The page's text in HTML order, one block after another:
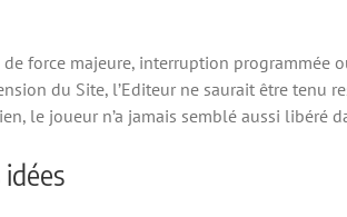
force majeure, interruption programmée
du Site, l’Editeur ne saurait être tenu
le joueur n’a jamais semblé aussi libéré